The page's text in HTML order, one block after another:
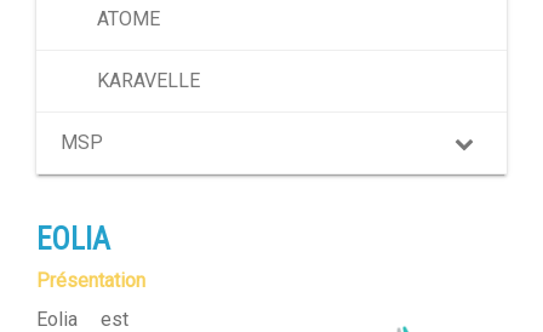
ATOME
KARAVELLE
MSP
EOLIA
Présentation
Eolia est